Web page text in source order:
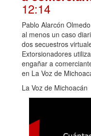
12:14
Pablo Alarcón
al menos un caso
dos secuestros
Extorsionadores
engañar a
en La Voz de
La Voz de Michoacán